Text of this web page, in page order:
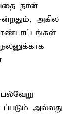
நான்
அகில
அல்லது